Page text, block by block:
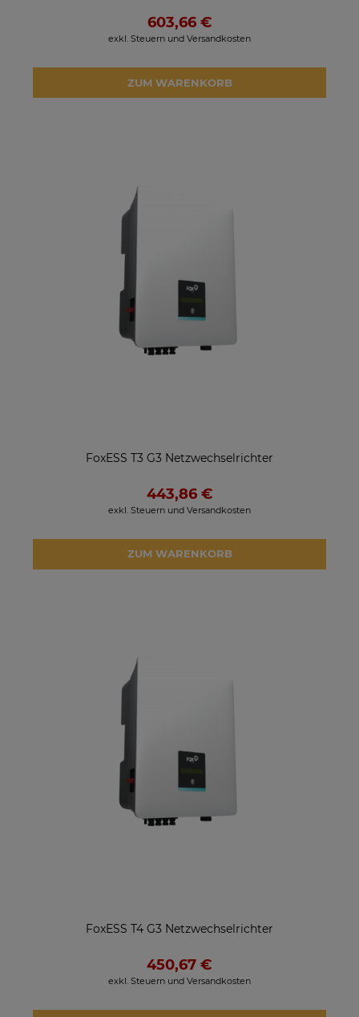
603,66 €
exkl. Steuern und Versandkosten
ZUM WARENKORB
FoxESS T3 G3 Netzwechselrichter
443,86 €
exkl. Steuern und Versandkosten
ZUM WARENKORB
FoxESS T4 G3 Netzwechselrichter
450,67 €
exkl. Steuern und Versandkosten